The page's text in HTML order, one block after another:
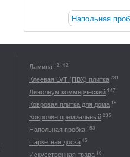
Напольная
Ламинат2142
Клеевая LVT (ПВХ) плитка781
Линолеум коммерческий 147
Ковровая плитка для дома 18
Ковролин премиальный235
Напольная пробка 153
Паркетная доска45
Искусственная трава 10